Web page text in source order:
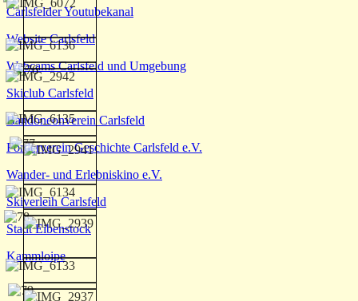
Carlsfelder Youtubekanal
Website Carlsfeld
Webcams Carlsfeld und Umgebung
Skiclub Carlsfeld
Bandoneonverein Carlsfeld
Förderverein Geschichte Carlsfeld e.V.
Wander- und Erlebniskino e.V.
Skiverleih Carlsfeld
Stadt Eibenstock
Kammloipe